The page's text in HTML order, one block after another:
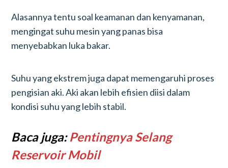
Alasannya tentu soal keamanan dan kenyamanan,
mengingat suhu mesin yang panas bisa
menyebabkan luka bakar.
Suhu yang ekstrem juga dapat memengaruhi proses
pengisian aki. Aki akan lebih efisien diisi dalam
kondisi suhu yang lebih stabil.
Baca juga:Pentingnya Selang
Reservoir Mobil